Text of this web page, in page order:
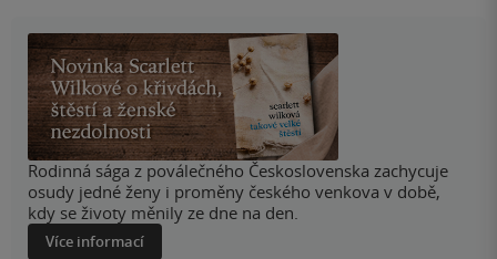
Rodinná sága z poválečného Československa zachycuje
osudy jedné ženy i proměny českého venkova v době,
kdy se životy měnily ze dne na den.
Více informací